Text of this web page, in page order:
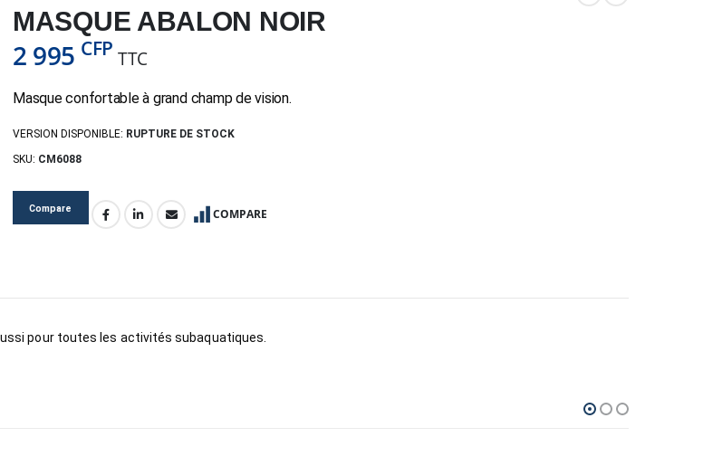
MASQUE ABALON NOIR
2 995 CFP TTC
Masque confortable à grand champ de vision.
VERSION DISPONIBLE: RUPTURE DE STOCK
SKU: CM6088
Compare COMPARE
pour toutes les activités subaquatiques.